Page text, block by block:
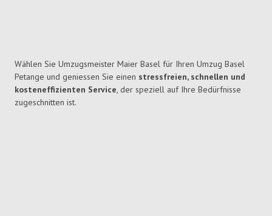
Wählen Sie Umzugsmeister Maier Basel für Ihren Umzug Basel
Petange und geniessen Sie einen stressfreien, schnellen und
kosteneffizienten Service, der speziell auf Ihre Bedürfnisse
zugeschnitten ist.